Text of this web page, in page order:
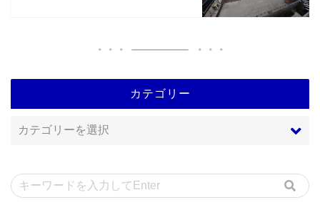
カテゴリー